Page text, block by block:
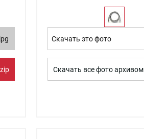
Скачать это фото
Скачать все фото архивом